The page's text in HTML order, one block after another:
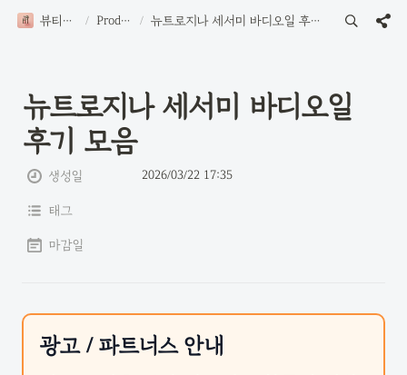
뷰티로그 / Product / 뉴트로지나 세서미 바디오일 후기 모음
뉴트로지나 세서미 바디오일
후기 모음
생성일 2026/03/22 17:35
태그
마감일
광고 / 파트너스 안내